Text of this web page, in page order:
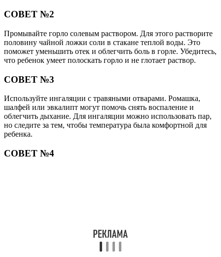
СОВЕТ №2
Промывайте горло солевым раствором. Для этого растворите
половину чайной ложки соли в стакане теплой воды. Это
поможет уменьшить отек и облегчить боль в горле. Убедитесь,
что ребенок умеет полоскать горло и не глотает раствор.
СОВЕТ №3
Используйте ингаляции с травяными отварами. Ромашка,
шалфей или эвкалипт могут помочь снять воспаление и
облегчить дыхание. Для ингаляции можно использовать пар,
но следите за тем, чтобы температура была комфортной для
ребенка.
СОВЕТ №4